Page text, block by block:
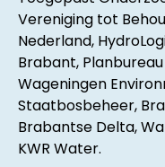
Vereniging tot
Nederland,​
Brabant,
Wageningen
Staatbosbeheer,
Brabantse Delta,
KWR Water.